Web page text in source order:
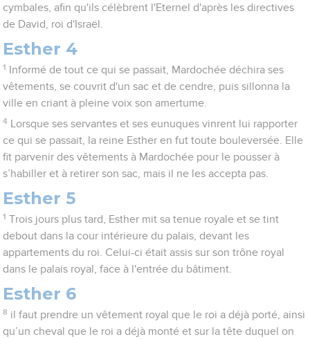
cymbales, afin qu'ils célèbrent l'Eternel d'après les directives
de David, roi d'Israël.
Esther 4
1
Informé de tout ce qui se passait, Mardochée déchira ses
vêtements, se couvrit d'un sac et de cendre, puis sillonna la
ville en criant à pleine voix son amertume.
4
Lorsque ses servantes et ses eunuques vinrent lui rapporter
ce qui se passait, la reine Esther en fut toute bouleversée. Elle
fit parvenir des vêtements à Mardochée pour le pousser à
s’habiller et à retirer son sac, mais il ne les accepta pas.
Esther 5
1 Trois jours plus tard, Esther mit sa tenue royale et se tint
debout dans la cour intérieure du palais, devant les
appartements du roi. Celui-ci était assis sur son trône royal
dans le palais royal, face à l'entrée du bâtiment.
Esther 6
8 il faut prendre un vêtement royal que le roi a déjà porté, ainsi
qu’un cheval que le roi a déjà monté et sur la tête duquel on